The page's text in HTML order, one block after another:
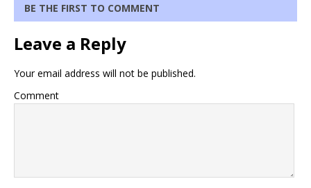
BE THE FIRST TO COMMENT
Leave a Reply
Your email address will not be published.
Comment